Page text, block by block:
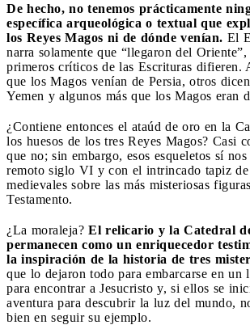
De hecho, no tenemos prácticamente
específica arqueológica o textual que
los Reyes Magos ni de dónde venían. El
narra solamente que “llegaron del
primeros críticos de las Escrituras difieren.
que los Magos venían de Persia, otros
Yemen y algunos más que los Magos eran
¿Contiene entonces el ataúd de oro en la
los huesos de los tres Reyes Magos? Casi
que no; sin embargo, esos esqueletos sí
remoto siglo VI y con el intrincado tapiz de
medievales sobre las más misteriosas
Testamento.
¿La moraleja? El relicario y la Catedral
permanecen como un enriquecedor
la inspiración de la historia de tres
que lo dejaron todo para embarcarse en un
para encontrar a Jesucristo y, si ellos se
aventura para descubrir la luz del mundo,
bien en seguir su ejemplo.